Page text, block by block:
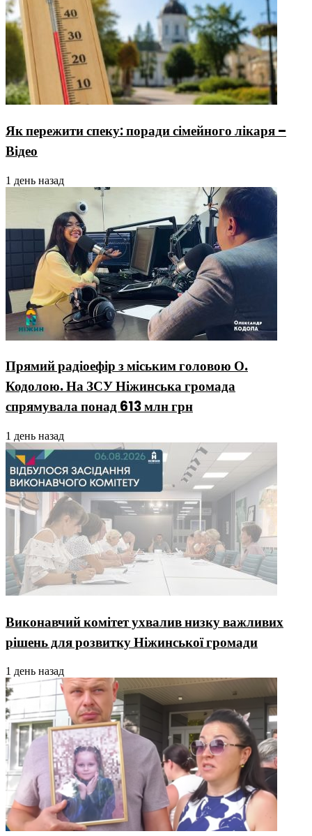
Як пережити спеку: поради сімейного лікаря –
Відео
1 день назад
Прямий радіоефір з міським головою О.
Кодолою. На ЗСУ Ніжинська громада
спрямувала понад 613 млн грн
1 день назад
Виконавчий комітет ухвалив низку важливих
рішень для розвитку Ніжинської громади
1 день назад